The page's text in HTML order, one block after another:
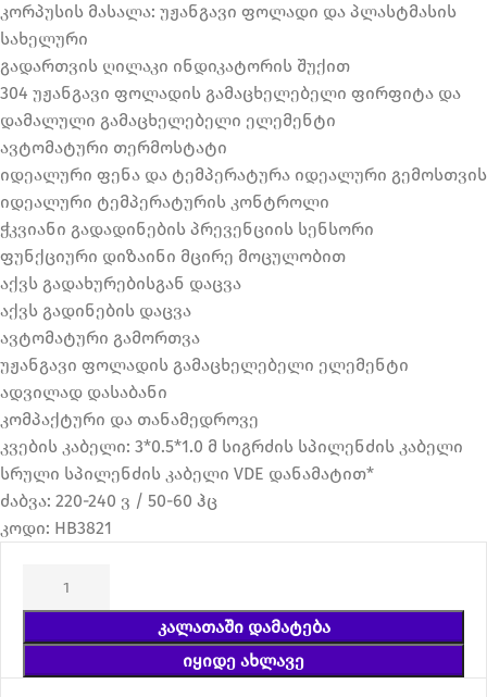
კორპუსის მასალა: უჟანგავი ფოლადი და პლასტმასის
სახელური
გადართვის ღილაკი ინდიკატორის შუქით
304 უჟანგავი ფოლადის გამაცხელებელი ფირფიტა და
დამალული გამაცხელებელი ელემენტი
ავტომატური თერმოსტატი
იდეალური ფენა და ტემპერატურა იდეალური გემოსთვის
იდეალური ტემპერატურის კონტროლი
ჭკვიანი გადადინების პრევენციის სენსორი
ფუნქციური დიზაინი მცირე მოცულობით
აქვს გადახურებისგან დაცვა
აქვს გადინების დაცვა
ავტომატური გამორთვა
უჟანგავი ფოლადის გამაცხელებელი ელემენტი
ადვილად დასაბანი
კომპაქტური და თანამედროვე
კვების კაბელი: 3*0.5*1.0 მ სიგრძის სპილენძის კაბელი
სრული სპილენძის კაბელი VDE დანამატით*
ძაბვა: 220-240 ვ / 50-60 ჰც
კოდი: HB3821
ᲙᲐᲚᲐᲗᲐᲨᲘ ᲓᲐᲛᲐᲢᲔᲑᲐ
ᲘᲧᲘᲓᲔ ᲐᲮᲚᲐᲕᲔ